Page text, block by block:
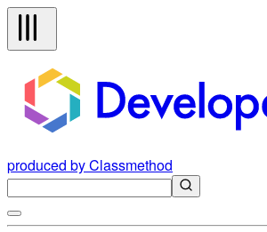
produced by Classmethod